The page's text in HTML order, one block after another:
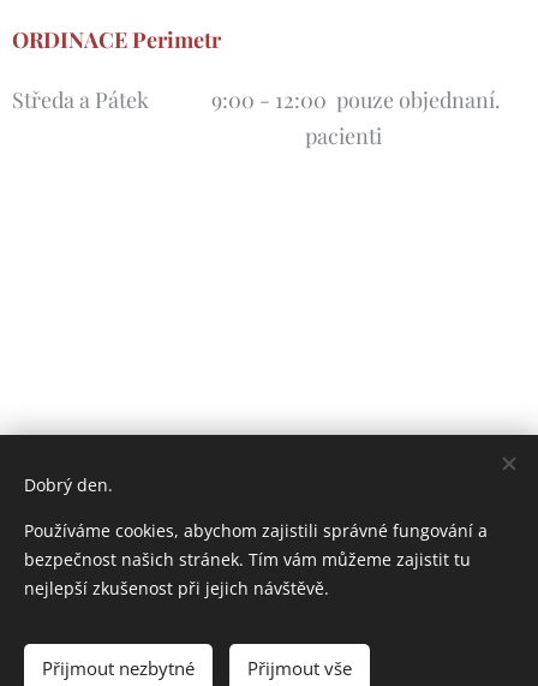
ORDINACE Perimetr
Středa a Pátek 9:00 - 12:00 pouze objednaní.
pacienti
Dobrý den.
Používáme cookies, abychom zajistili správné fungování a
bezpečnost našich stránek. Tím vám můžeme zajistit tu
nejlepší zkušenost při jejich návštěvě.
Přijmout nezbytné Přijmout vše